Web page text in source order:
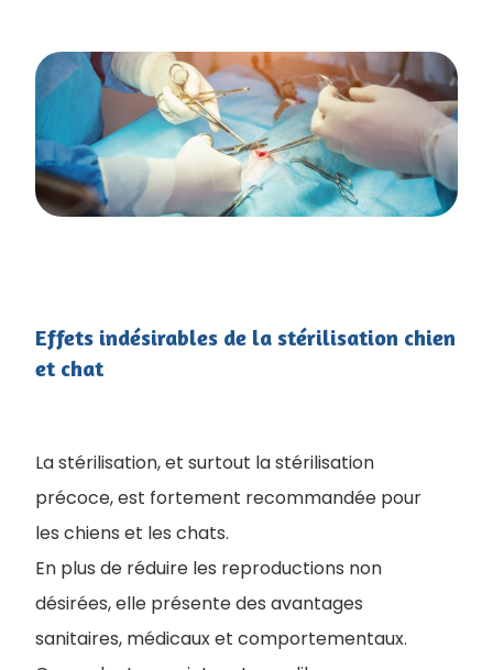
Effets indésirables de la stérilisation chien
et chat
La stérilisation, et surtout la stérilisation
précoce, est fortement recommandée pour
les chiens et les chats.
En plus de réduire les reproductions non
désirées, elle présente des avantages
sanitaires, médicaux et comportementaux.